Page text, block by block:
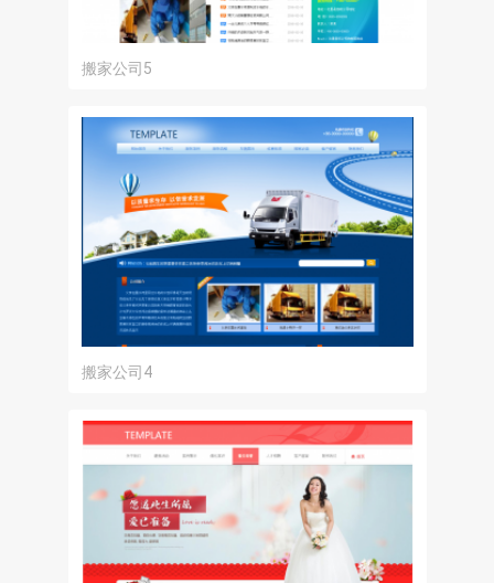
搬家公司5
搬家公司4